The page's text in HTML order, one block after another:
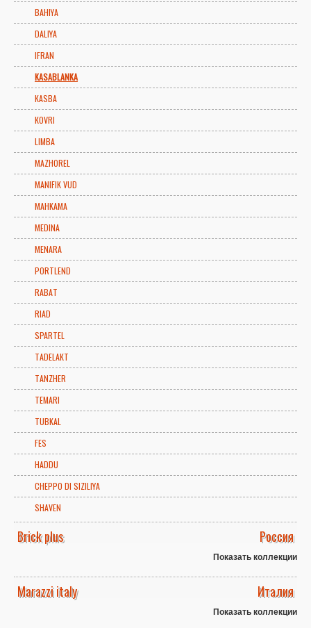
BAHIYA
DALIYA
IFRAN
KASABLANKA
KASBA
KOVRI
LIMBA
MAZHOREL
MANIFIK VUD
MAHKAMA
MEDINA
MENARA
PORTLEND
RABAT
RIAD
SPARTEL
TADELAKT
TANZHER
TEMARI
TUBKAL
FES
HADDU
CHEPPO DI SIZILIYA
SHAVEN
Brick plus Россия
Показать коллекции
Marazzi italy Италия
Показать коллекции